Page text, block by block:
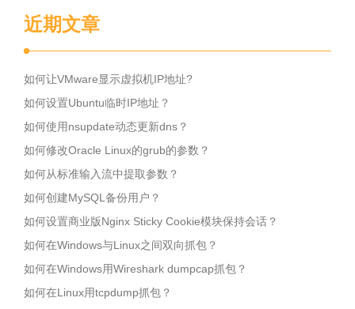
近期文章
如何让VMware显示虚拟机IP地址?
如何设置Ubuntu临时IP地址？
如何使用nsupdate动态更新dns？
如何修改Oracle Linux的grub的参数？
如何从标准输入流中提取参数？
如何创建MySQL备份用户？
如何设置商业版Nginx Sticky Cookie模块保持会话？
如何在Windows与Linux之间双向抓包？
如何在Windows用Wireshark dumpcap抓包？
如何在Linux用tcpdump抓包？